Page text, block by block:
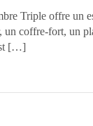
Triple offre un
coffre-fort, un
[…]